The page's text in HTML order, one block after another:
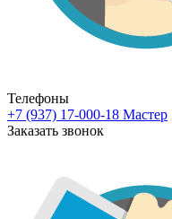
Телефоны
+7 (937) 17-000-18 Мастер
Заказать звонок